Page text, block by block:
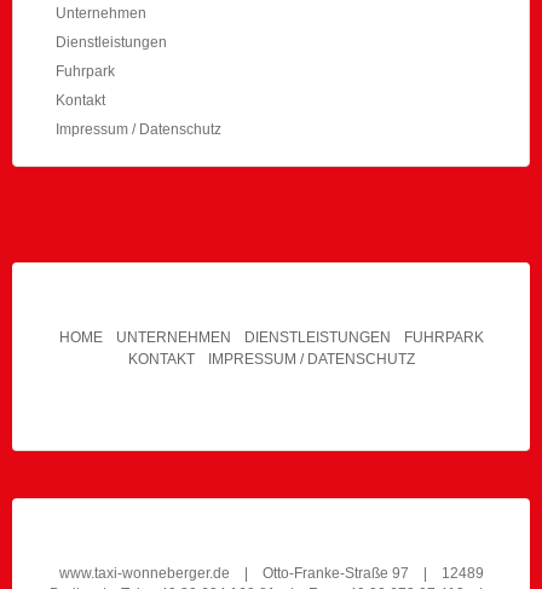
Unternehmen
Dienstleistungen
Fuhrpark
Kontakt
Impressum / Datenschutz
HOME UNTERNEHMEN DIENSTLEISTUNGEN
FUHRPARK
KONTAKT
IMPRESSUM / DATENSCHUTZ
www.taxi-wonneberger.de | Otto-Franke-Straße 97 | 12489